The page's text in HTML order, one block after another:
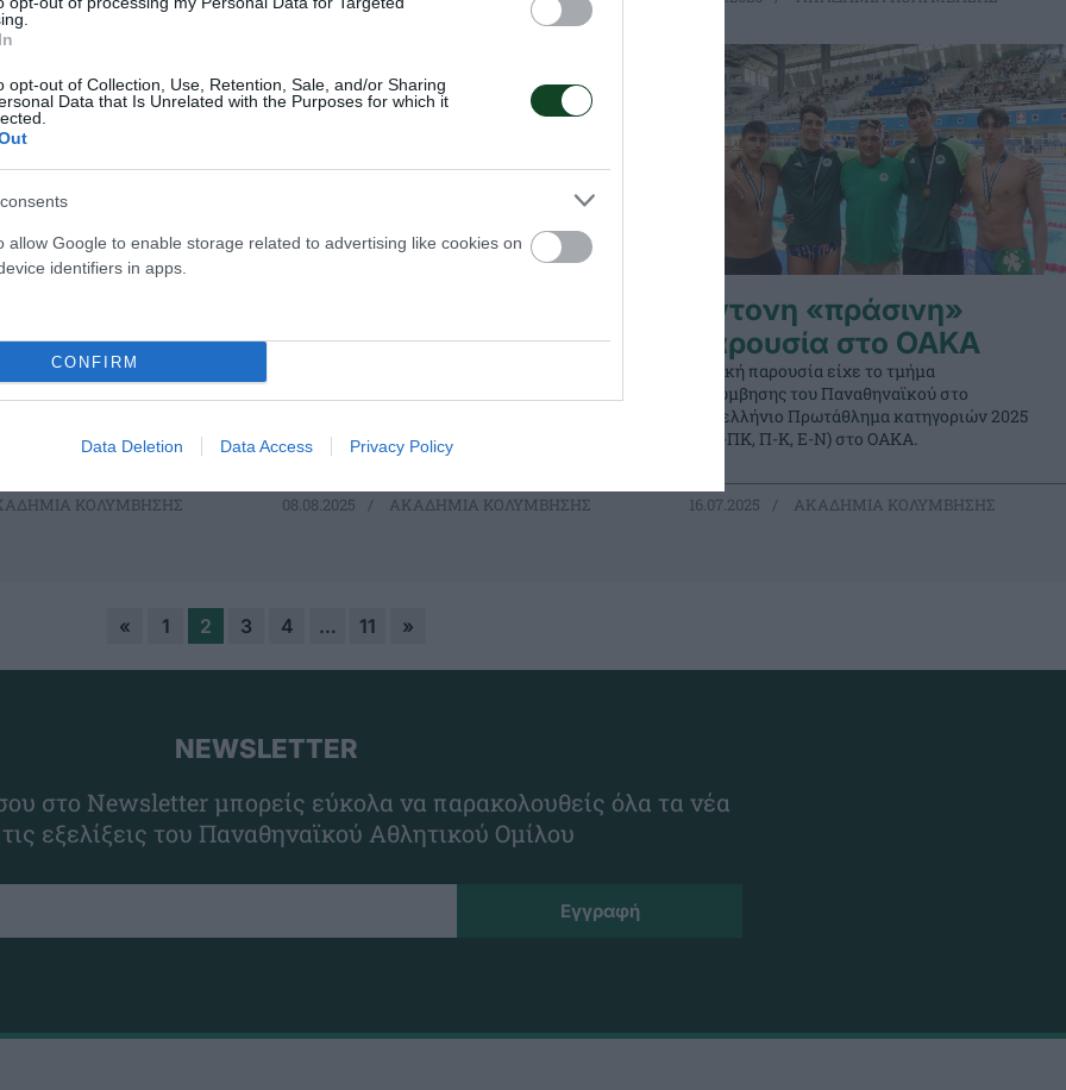
opt-out of Collection, Use, Retention, Sale, and/or Sharing
Data that Is Unrelated with the Purposes for which it
allow Google to enable storage related to advertising like cookies on
identifiers in apps.
CONFIRM
Data Deletion Data Access Privacy Policy
Παναθηναϊκού Βασίλης
ΚΟΛΥΜΒΗΣΗΣ
στους διεθνείς Παιδικούς αγώνες στο
08.08.2025 ΑΚΑΔΗΜΙΑ ΚΟΛΥΜΒΗΣΗΣ
Έντονη «πράσινη»
παρουσία στο OAKA
Θετική παρουσία είχε το τμήμα
κολύμβησης του Παναθηναϊκού στο
Πανελλήνιο Πρωτάθλημα κατηγοριών 2025
(ΠΠ-ΠΚ, Π-Κ, Ε-Ν) στο ΟΑΚΑ.
16.07.2025 ΑΚΑΔΗΜΙΑ ΚΟΛΥΜΒΗΣΗΣ
« 1 2 3 4 … 11 »
NEWSLETTER
στο Newsletter μπορείς εύκολα να παρακολουθείς όλα τα νέα
εξελίξεις του Παναθηναϊκού Αθλητικού Ομίλου